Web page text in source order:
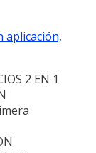
aplicación,
2 EN 1